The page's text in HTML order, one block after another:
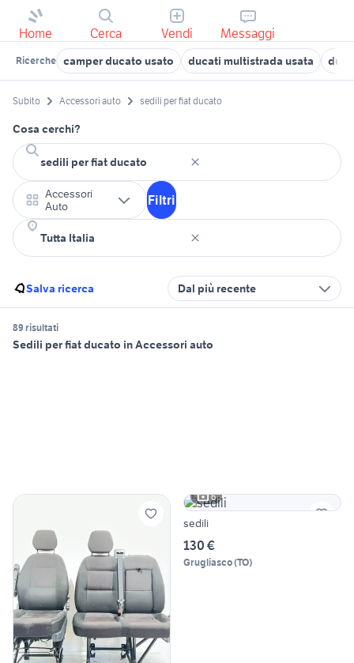
Home Cerca Vendi Messaggi
Ricerche camper ducato usato ducati multistrada usata
Subito Accessori auto sedili per fiat ducato
Cosa cerchi?
Accessori
Auto
Filtri
Salva ricerca Dal più recente
89 risultati
Sedili per fiat ducato in Accessori auto
6
sedili
130 €
Grugliasco(TO)